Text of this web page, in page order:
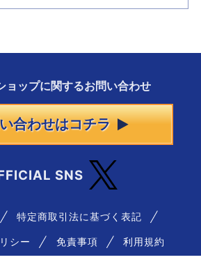
ョップに関するお問い合わせ
合わせはコチラ
SNS
特定商取引法に基づく表記
シー 免責事項 利用規約